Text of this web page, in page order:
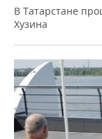
В Татарстане
Хузина